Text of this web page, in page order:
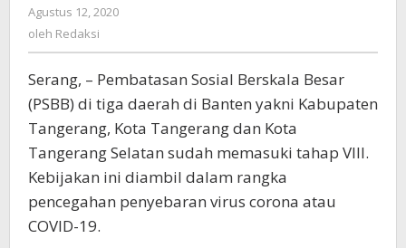
1
Banten
Belum
Rampung
Agustus 12, 2020
oleh Redaksi
Serang, – Pembatasan Sosial Berskala Besar
(PSBB) di tiga daerah di Banten yakni Kabupaten
Tangerang, Kota Tangerang dan Kota
Tangerang Selatan sudah memasuki tahap VIII.
Kebijakan ini diambil dalam rangka
pencegahan penyebaran virus corona atau
COVID-19.